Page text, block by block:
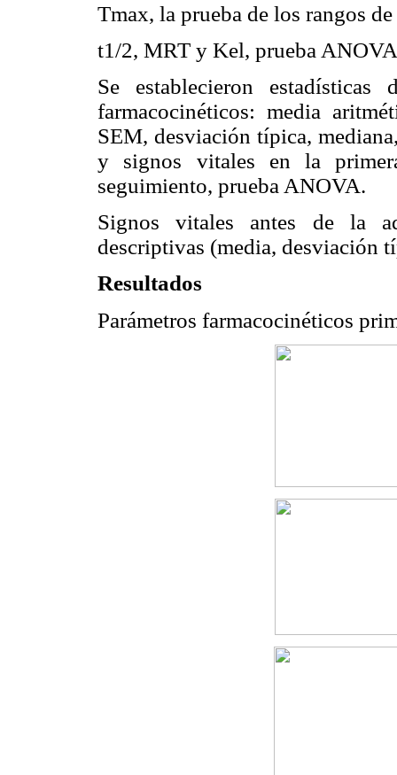
Tmax, la prueba de los rangos
t1/2, MRT y Kel, prueba
Se establecieron estadísticas
farmacocinéticos: media
SEM, desviación típica,
y signos vitales en la
seguimiento, prueba ANOVA.
Signos vitales antes de la
descriptivas (media, desviación
Resultados
Parámetros farmacocinéticos